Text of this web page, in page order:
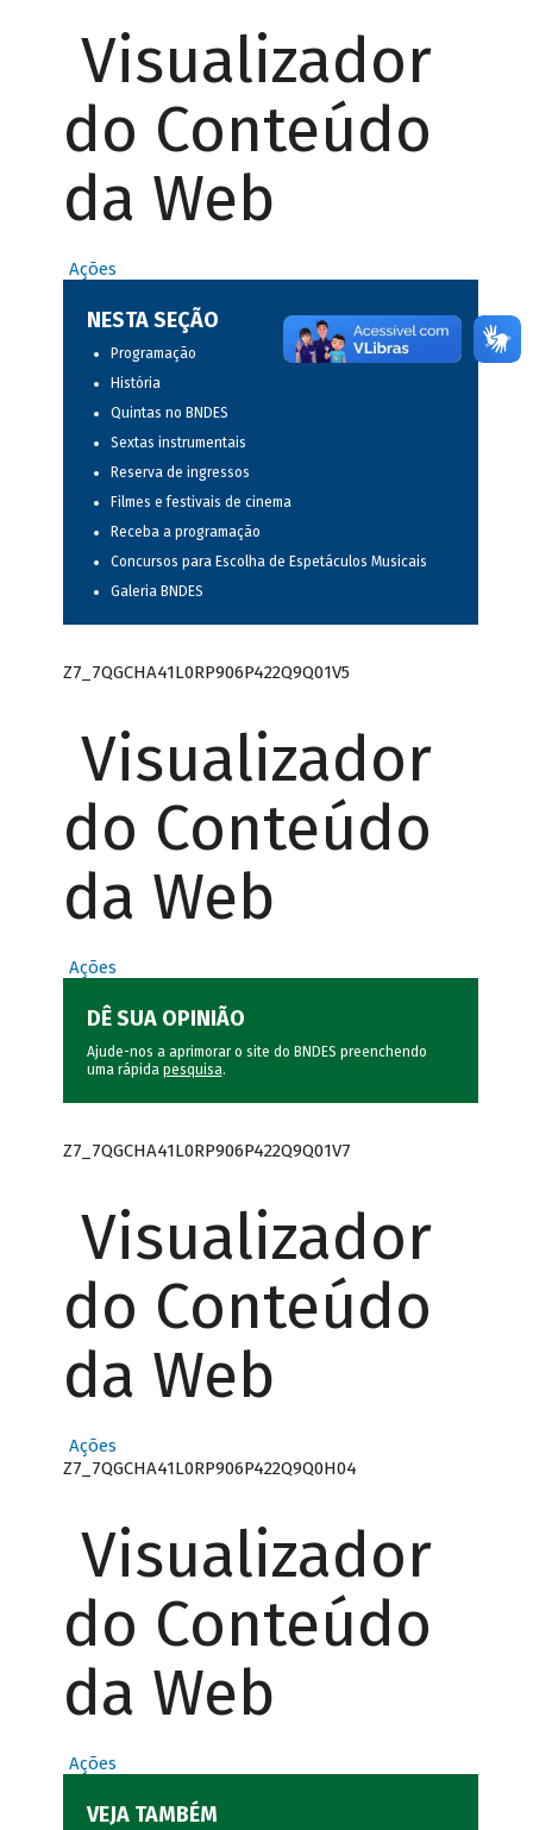
Visualizador
do Conteúdo
da Web
Ações
NESTA SEÇÃO
Programação
História
Quintas no BNDES
Sextas instrumentais
Reserva de ingressos
Filmes e festivais de cinema
Receba a programação
Concursos para Escolha de Espetáculos Musicais
Galeria BNDES
Z7_7QGCHA41L0RP906P422Q9Q01V5
Visualizador
do Conteúdo
da Web
Ações
DÊ SUA OPINIÃO
Ajude-nos a aprimorar o site do BNDES preenchendo
uma rápida pesquisa.
Z7_7QGCHA41L0RP906P422Q9Q01V7
Visualizador
do Conteúdo
da Web
Ações
Z7_7QGCHA41L0RP906P422Q9Q0H04
Visualizador
do Conteúdo
da Web
Ações
VEJA TAMBÉM